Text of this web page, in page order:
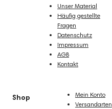
Unser Material
Häufig gestellte
Fragen
Datenschutz
Impressum
AGB
Kontakt
Shop
Mein Konto
Versandarten